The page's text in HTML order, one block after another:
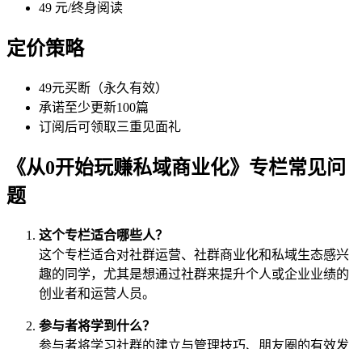
49 元/终身阅读
定价策略
49元买断（永久有效）
承诺至少更新100篇
订阅后可领取三重见面礼
《从0开始玩赚私域商业化》专栏常见问
题
这个专栏适合哪些人？
这个专栏适合对社群运营、社群商业化和私域生态感兴
趣的同学，尤其是想通过社群来提升个人或企业业绩的
创业者和运营人员。
参与者将学到什么？
参与者将学习社群的建立与管理技巧、朋友圈的有效发